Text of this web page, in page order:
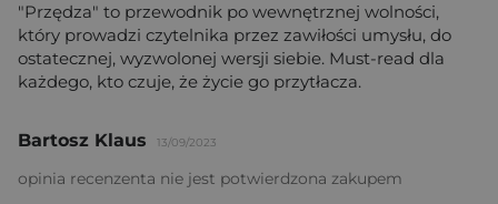
"Przędza" to przewodnik po wewnętrznej wolności,
który prowadzi czytelnika przez zawiłości umysłu, do
ostatecznej, wyzwolonej wersji siebie. Must-read dla
każdego, kto czuje, że życie go przytłacza.
Bartosz Klaus 13/09/2023
opinia recenzenta nie jest potwierdzona zakupem